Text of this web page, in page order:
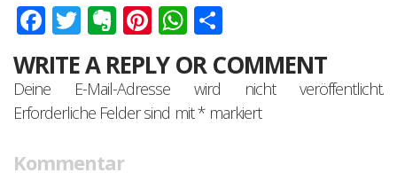
Facebook
Twitter
Evernote
Pinterest
WhatsApp
WRITE A REPLY OR COMMENT
Deine E-Mail-Adresse wird nicht veröffentlicht.
Erforderliche Felder sind mit*markiert
Kommentar